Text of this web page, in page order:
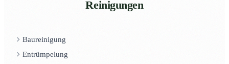
Reinigungen
Baureinigung
Entrümpelung